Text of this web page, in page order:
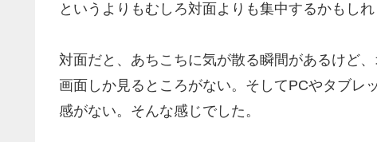
というよりもむしろ対面よりも集中するかもしれ
対面だと、あちこちに気が散る瞬間があるけど
画面しか見るところがない。そしてPCやタブレ
感がない。そんな感じでした。